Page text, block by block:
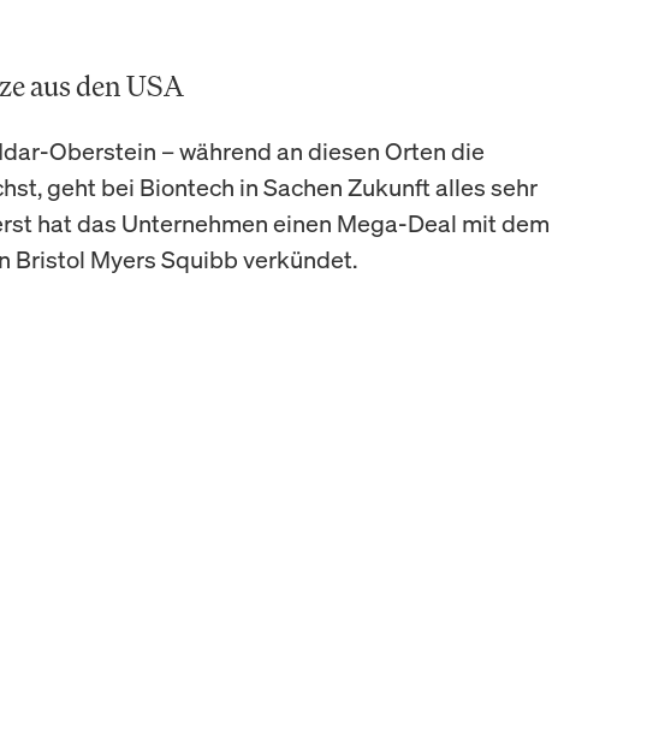
aus den USA
Oberstein – während an diesen Orten die
geht bei Biontech in Sachen Zukunft alles sehr
hat das Unternehmen einen Mega-Deal mit dem
Bristol Myers Squibb verkündet.